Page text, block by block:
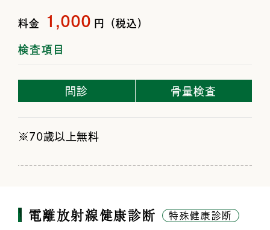
料金 1,000 円（税込）
検査項目
問診 骨量検査
70歳以上無料
電離放射線健康診断 特殊健康診断